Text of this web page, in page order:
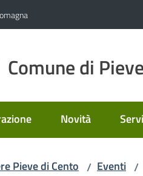
Comune di
Novità
Pieve di Cento / Eventi /